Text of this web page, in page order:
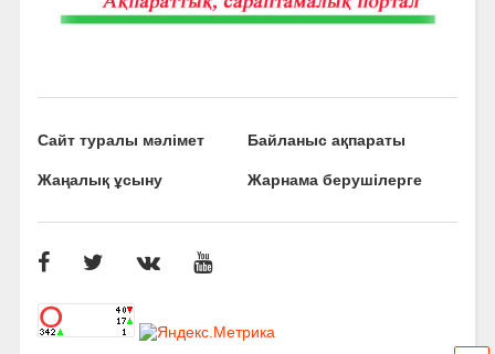
Сайт туралы мәлімет Байланыс ақпараты
Жаңалық ұсыну Жарнама берушілерге